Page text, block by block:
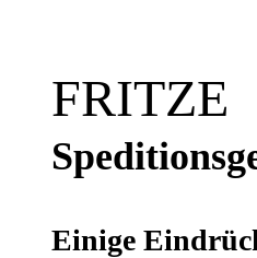
FRITZE
Einige